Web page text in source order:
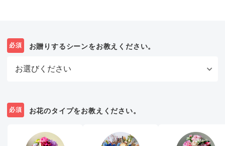
必須 お贈りするシーンをお教えください。
必須 お花のタイプをお教えください。